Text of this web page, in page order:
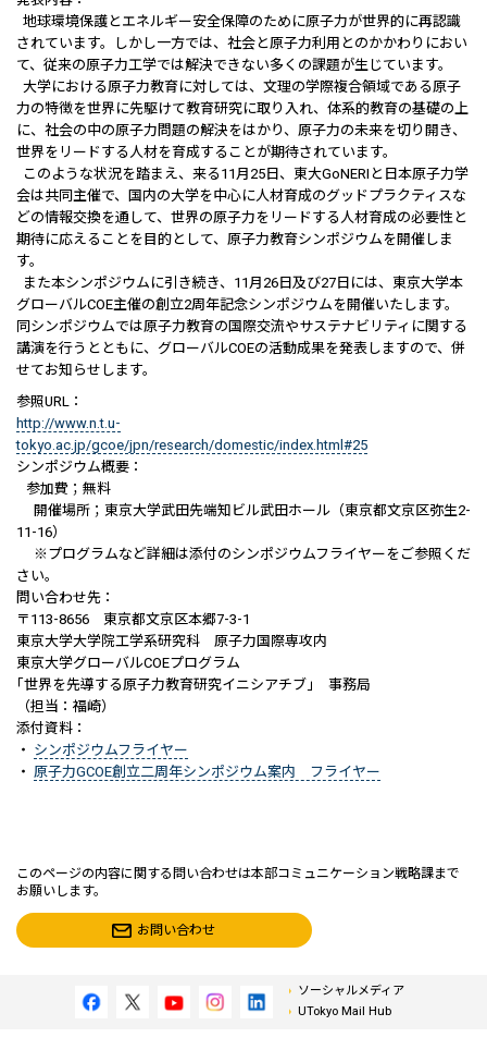
地球環境保護とエネルギー安全保障のために原子力が世界的に再認識
されています。しかし一方では、社会と原子力利用とのかかわりにおい
て、従来の原子力工学では解決できない多くの課題が生じています。
大学における原子力教育に対しては、文理の学際複合領域である原子
力の特徴を世界に先駆けて教育研究に取り入れ、体系的教育の基礎の上
に、社会の中の原子力問題の解決をはかり、原子力の未来を切り開き、
世界をリードする人材を育成することが期待されています。
このような状況を踏まえ、来る11月25日、東大GoNERIと日本原子力学
会は共同主催で、国内の大学を中心に人材育成のグッドプラクティスな
どの情報交換を通して、世界の原子力をリードする人材育成の必要性と
期待に応えることを目的として、原子力教育シンポジウムを開催しま
す。
また本シンポジウムに引き続き、11月26日及び27日には、東京大学本
グローバルCOE主催の創立2周年記念シンポジウムを開催いたします。
同シンポジウムでは原子力教育の国際交流やサステナビリティに関する
講演を行うとともに、グローバルCOEの活動成果を発表しますので、併
せてお知らせします。
参照URL：
http://www.n.t.u-
tokyo.ac.jp/gcoe/jpn/research/domestic/index.html#25
シンポジウム概要：
参加費；無料
開催場所；東京大学武田先端知ビル武田ホール（東京都文京区弥生2-
11-16）
※プログラムなど詳細は添付のシンポジウムフライヤーをご参照くだ
さい。
問い合わせ先：
〒113-8656 東京都文京区本郷7-3-1
東京大学大学院工学系研究科 原子力国際専攻内
東京大学グローバルCOEプログラム
｢世界を先導する原子力教育研究イニシアチブ｣ 事務局
（担当：福崎）
添付資料：
・ シンポジウムフライヤー
・ 原子力GCOE創立二周年シンポジウム案内 フライヤー
このページの内容に関する問い合わせは本部コミュニケーション戦略課まで
お願いします。
お問い合わせ
ソーシャルメディア
UTokyo Mail Hub